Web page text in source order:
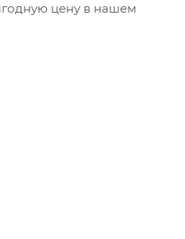
цену в нашем